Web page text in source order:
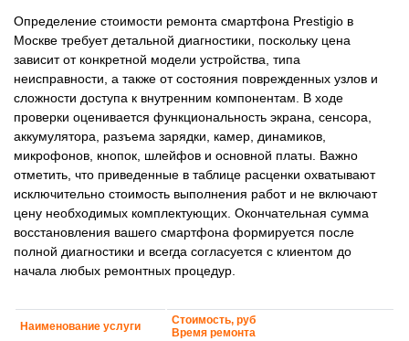
Определение стоимости ремонта смартфона Prestigio в
Москве требует детальной диагностики, поскольку цена
зависит от конкретной модели устройства, типа
неисправности, а также от состояния поврежденных узлов и
сложности доступа к внутренним компонентам. В ходе
проверки оценивается функциональность экрана, сенсора,
аккумулятора, разъема зарядки, камер, динамиков,
микрофонов, кнопок, шлейфов и основной платы. Важно
отметить, что приведенные в таблице расценки охватывают
исключительно стоимость выполнения работ и не включают
цену необходимых комплектующих. Окончательная сумма
восстановления вашего смартфона формируется после
полной диагностики и всегда согласуется с клиентом до
начала любых ремонтных процедур.
Наименование услуги
Стоимость, руб
Время ремонта